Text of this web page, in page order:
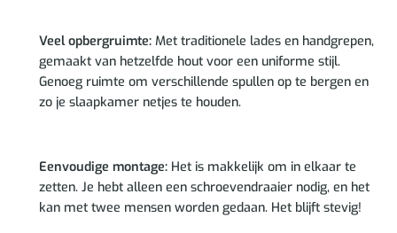
Veel opbergruimte:Met traditionele lades en handgrepen,
gemaakt van hetzelfde hout voor een uniforme stijl.
Genoeg ruimte om verschillende spullen op te bergen en
zo je slaapkamer netjes te houden.
Eenvoudige montage:Het is makkelijk om in elkaar te
zetten. Je hebt alleen een schroevendraaier nodig, en het
kan met twee mensen worden gedaan. Het blijft stevig!